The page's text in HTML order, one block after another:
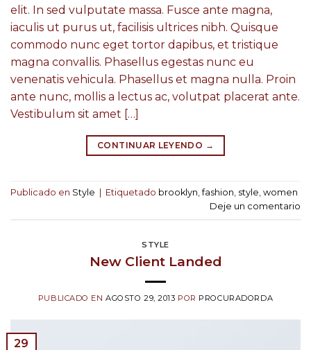
elit. In sed vulputate massa. Fusce ante magna,
iaculis ut purus ut, facilisis ultrices nibh. Quisque
commodo nunc eget tortor dapibus, et tristique
magna convallis. Phasellus egestas nunc eu
venenatis vehicula. Phasellus et magna nulla. Proin
ante nunc, mollis a lectus ac, volutpat placerat ante.
Vestibulum sit amet […]
CONTINUAR LEYENDO →
Publicado en Style Etiquetado brooklyn,fashion, style, women
Deje un comentario
STYLE
New Client Landed
PUBLICADO ENAGOSTO 29, 2013 POR PROCURADORDA
29